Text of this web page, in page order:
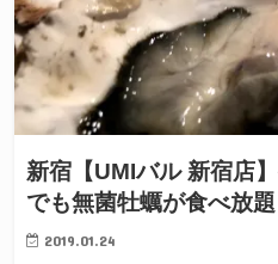
新宿【UMIバル 新宿店
でも無菌牡蠣が食べ放
2019.01.24